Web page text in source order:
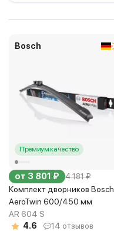
Bosch
Премиум качество
от 3 801 ₽ 4 181 ₽
Комплект дворников Bosch
AeroTwin 600/450 мм
AR 604 S
4.6
14 отзывов